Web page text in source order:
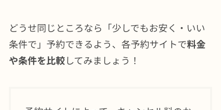
どうせ同じところなら「少しでもお安く・いい
条件で」予約できるよう、各予約サイトで料金
や条件を比較してみましょう！